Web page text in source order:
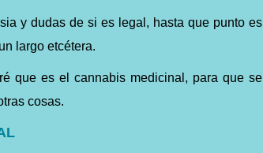
y dudas de si es legal, hasta que punto es
largo etcétera.
que es el cannabis medicinal, para que se
cosas.